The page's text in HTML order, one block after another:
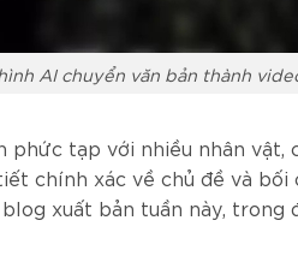
AI chuyển văn bản thành
phức tạp với nhiều nhân vật,
chính xác về chủ đề và bối
xuất bản tuần này, trong